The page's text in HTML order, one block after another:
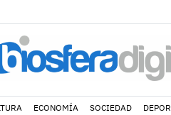
ECONOMÍA SOCIEDAD